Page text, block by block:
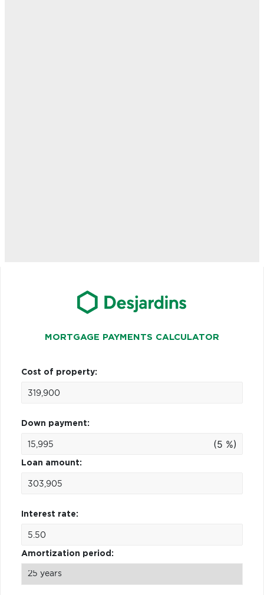
MORTGAGE PAYMENTS CALCULATOR
Cost of property:
Down payment:
(5 %)
Loan amount:
Interest rate:
Amortization period: